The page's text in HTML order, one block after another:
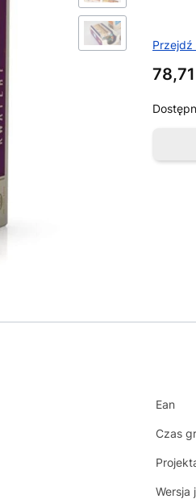
Przejdź
Cena
78,71
Ean
Czas
Wersja